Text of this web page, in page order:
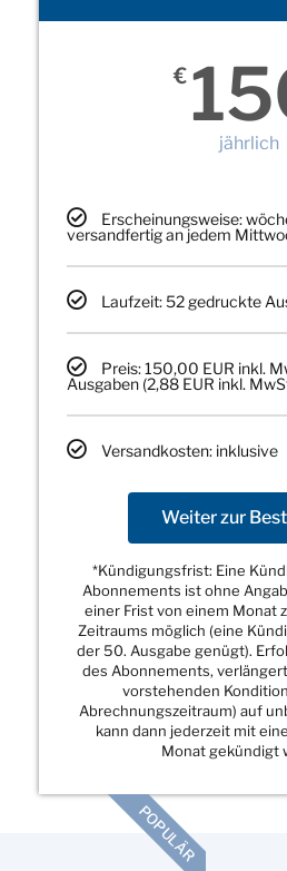
€
jährlich
Erscheinungsweise:
versandfertig an jedem
Laufzeit: 52 gedruckte
Preis: 150,00 EUR inkl.
Ausgaben (2,88 EUR inkl.
Versandkosten: inklusive
Weiter zur
*Kündigungsfrist: Eine
Abonnements ist ohne
einer Frist von einem Monat
Zeitraums möglich (eine
der 50. Ausgabe genügt).
des Abonnements,
vorstehenden
Abrechnungszeitraum) auf
kann dann jederzeit mit
Monat gekündigt
POPULÄR